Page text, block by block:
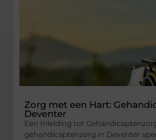
Zorg met een Hart:
Deventer
Een Inleiding tot
gehandicaptenzorg in Deventer